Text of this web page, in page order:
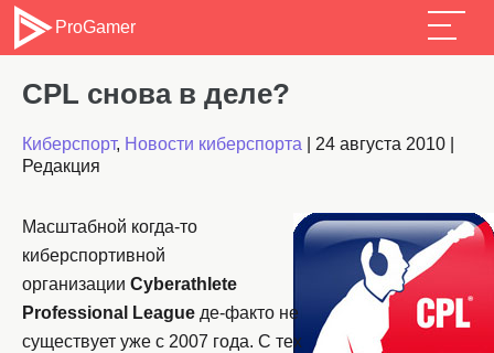
ProGamer
CPL снова в деле?
Киберспорт, Новости киберспорта 24 августа 2010
Редакция
Масштабной когда-то
киберспортивной
организации Cyberathlete
Professional League де-факто не
существует уже с 2007 года. С тех